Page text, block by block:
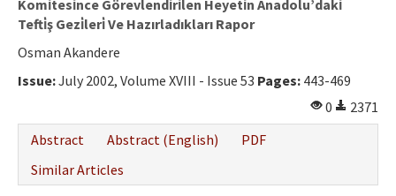
Komi̇tesi̇nce Görevlendi̇ri̇len Heyeti̇n Anadolu’daki̇
Tefti̇ş Gezi̇leri̇ Ve Hazırladıkları Rapor
Osman Akandere
Issue:July 2002, Volume XVIII - Issue 53 Pages: 443-469
0
2371
Abstract
Abstract (English)
PDF
Similar Articles